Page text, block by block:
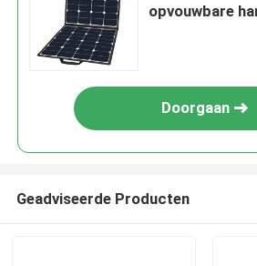
opvouwbare
Doorgaan
Geadviseerde Producten